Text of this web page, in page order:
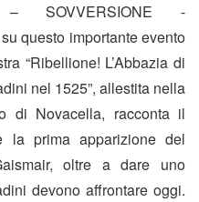
SOVVERSIONE -
questo importante evento
“Ribellione! L’Abbazia di
nel 1525”, allestita nella
di Novacella, racconta il
la prima apparizione del
oltre a dare uno
devono affrontare oggi.